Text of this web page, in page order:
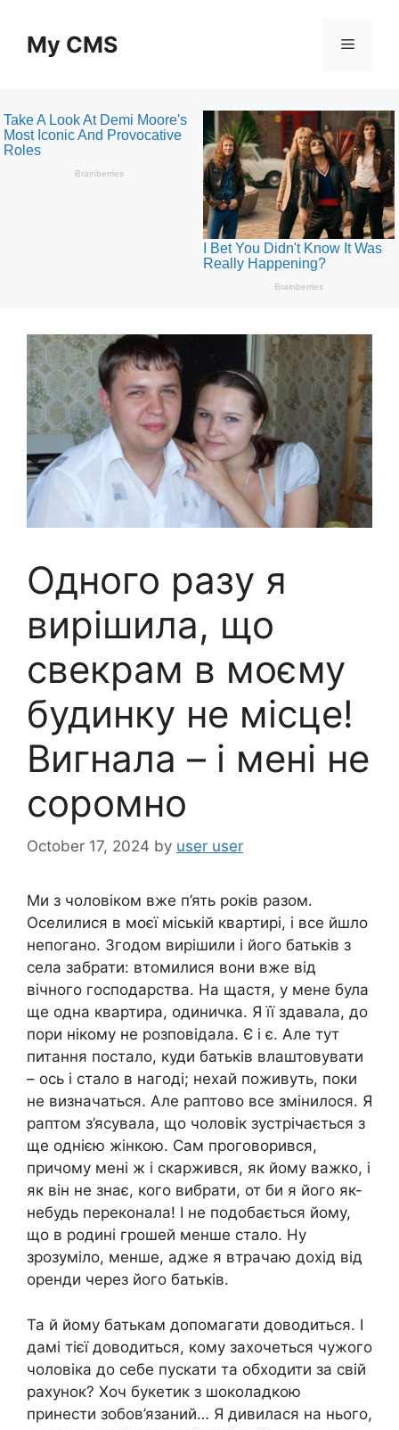
contentMy CMS Menu
Одного разу я
вирішила, що
свекрам в моєму
будинку не місце!
Вигнала – і мені не
соромно
October 17, 2024 by user user
Ми з чоловіком вже п’ять років разом.
Оселилися в моєї міській квартирі, і все йшло
непогано. Згодом вирішили і його батьків з
села забрати: втомилися вони вже від
вічного господарства. На щастя, у мене була
ще одна квартира, одиничка. Я її здавала, до
пори нікому не розповідала. Є і є. Але тут
питання постало, куди батьків влаштовувати
– ось і стало в нагоді; нехай поживуть, поки
не визначаться. Але раптово все змінилося. Я
раптом з’ясувала, що чоловік зустрічається з
ще однією жінкою. Сам проговорився,
причому мені ж і скаржився, як йому важко, і
як він не знає, кого вибрати, от би я його як-
небудь переконала! І не подобається йому,
що в родині грошей менше стало. Ну
зрозуміло, менше, адже я втрачаю дохід від
оренди через його батьків.
Та й йому батькам допомагати доводиться. І
дамі тієї доводиться, кому захочеться чужого
чоловіка до себе пускати та обходити за свій
рахунок? Хоч букетик з шоколадкою
принести зобов’язаний… Я дивилася на нього,